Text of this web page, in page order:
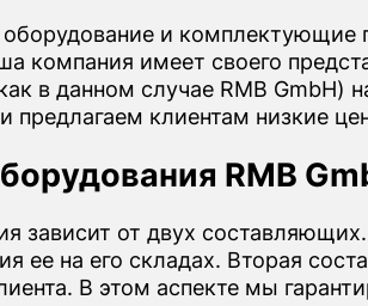
и комплектующие
компания имеет своего
в данном случае RMB
клиентам низкие
RMB
зависит от двух
ее на его складах. Вторая
В этом аспекте мы